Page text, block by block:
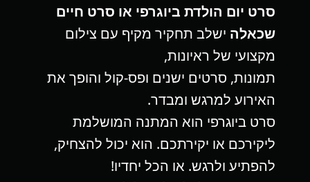
סרט יום הולדת ביוגרפי או סרט חיים
שכאלה ישלב תחקיר מקיף עם צילום
מקצועי של ראיונות,
תמונות, סרטים ישנים ופס-קול והופך את
האירוע למרגש ומבדר.
סרט ביוגרפי הוא המתנה המושלמת
ליקירכם או יקירתכם. הוא יכול להצחיק,
להפתיע ולרגש. או הכל יחדיו!